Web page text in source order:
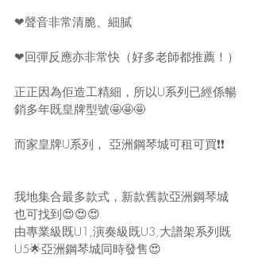
❤聲音非常清脆、細膩
❤回彈反應亦非常快（好多老師都推薦！）
正正因為佢造工精細，所以U系列已經係暢
銷多年既皇牌型號🤩🤩🤩
而家皇牌U系列， 亞洲鋼琴城可租可買❗❗
我地集合最多款式，新款舊款亞洲鋼琴城
也可找到😍😍😍
由專業級既U1,演奏級既U3,大譜架系列既
U5🌟亞洲鋼琴城同時發售😍